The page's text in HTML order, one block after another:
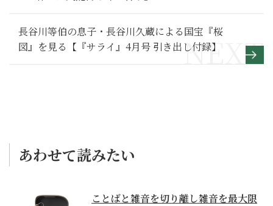
長谷川等伯の息子・長谷川久蔵による国宝『桜
図』を見る【『サライ』4月号 引き出し付録】
あわせて読みたい
ことばと雑音を切り離し雑音を最大限